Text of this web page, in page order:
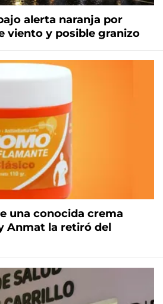
alerta naranja por
viento y posible granizo
una conocida crema
Anmat la retiró del